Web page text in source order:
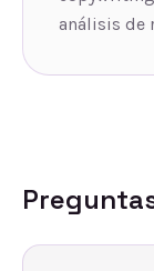
análisis de